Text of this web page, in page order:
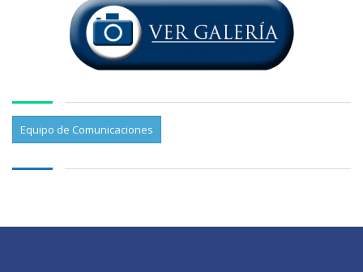
Equipo de Comunicaciones